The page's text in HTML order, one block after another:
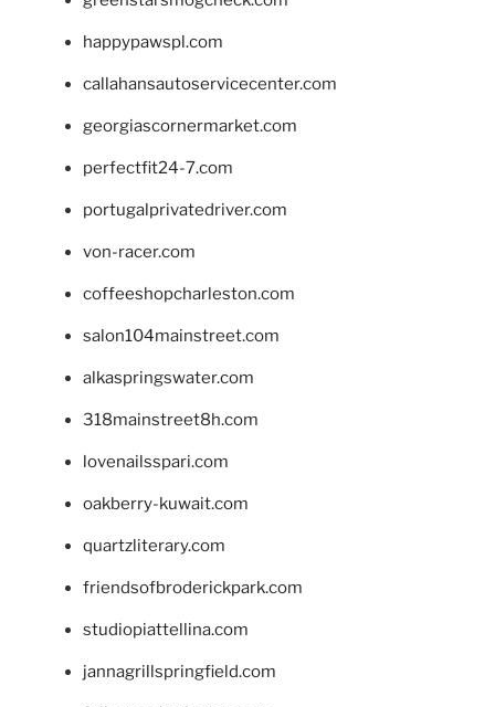
happypawspl.com
callahansautoservicecenter.com
georgiascornermarket.com
perfectfit24-7.com
portugalprivatedriver.com
von-racer.com
coffeeshopcharleston.com
salon104mainstreet.com
alkaspringswater.com
318mainstreet8h.com
lovenailsspari.com
oakberry-kuwait.com
quartzliterary.com
friendsofbroderickpark.com
studiopiattellina.com
jannagrillspringfield.com